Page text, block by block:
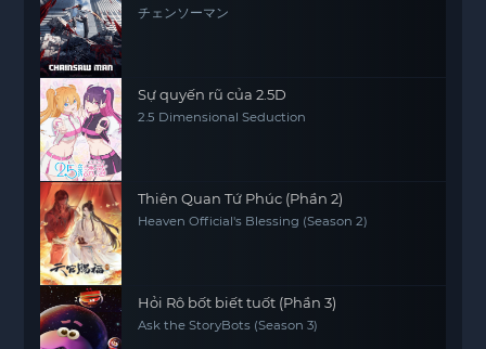
チェンソーマン
Sự quyến rũ của 2.5D
2.5 Dimensional Seduction
Thiên Quan Tứ Phúc (Phần 2)
Heaven Official's Blessing (Season 2)
Hỏi Rô bốt biết tuốt (Phần 3)
Ask the StoryBots (Season 3)